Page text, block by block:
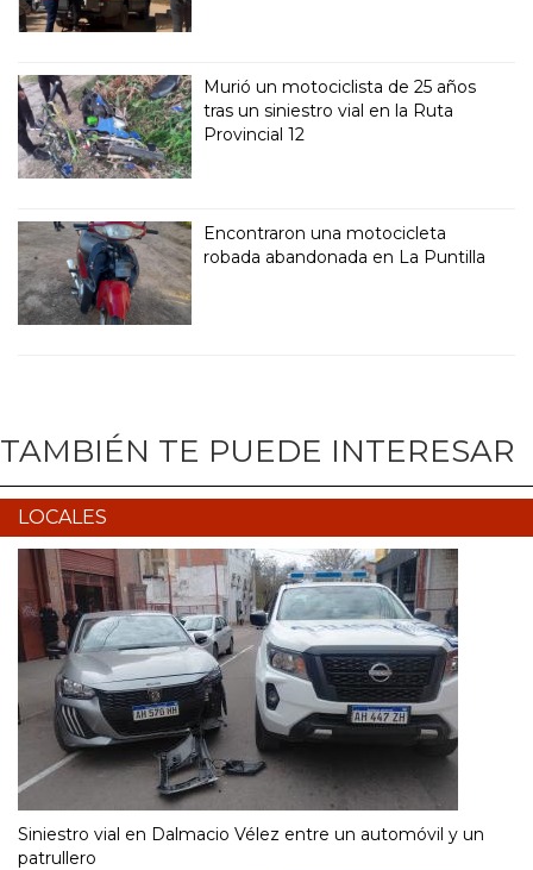
Murió un motociclista de 25 años
tras un siniestro vial en la Ruta
Provincial 12
Encontraron una motocicleta
robada abandonada en La Puntilla
TAMBIÉN TE PUEDE INTERESAR
LOCALES
Siniestro vial en Dalmacio Vélez entre un automóvil y un
patrullero